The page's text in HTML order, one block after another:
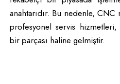
anahtarıdır. Bu nedenle,
profesyonel servis
bir parçası haline gelmiştir.